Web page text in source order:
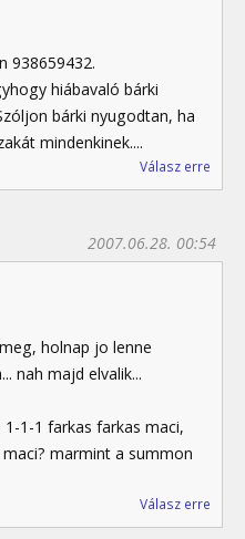
938659432.
hiábavaló bárki
bárki nyugodtan, ha
mindenkinek....
Válasz erre
2007.06.28. 00:54
holnap jo lenne
nah majd elvalik...
1-1 farkas farkas maci,
marmint a summon
Válasz erre